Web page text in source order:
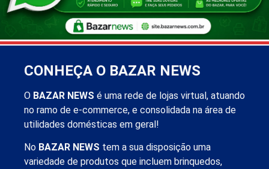
CONHEÇA O BAZAR NEWS
O BAZAR NEWS é uma rede de lojas virtual, atuando
no ramo de e-commerce, e consolidada na área de
utilidades domésticas em geral!
No BAZAR NEWS tem a sua disposição uma
variedade de produtos que incluem brinquedos,